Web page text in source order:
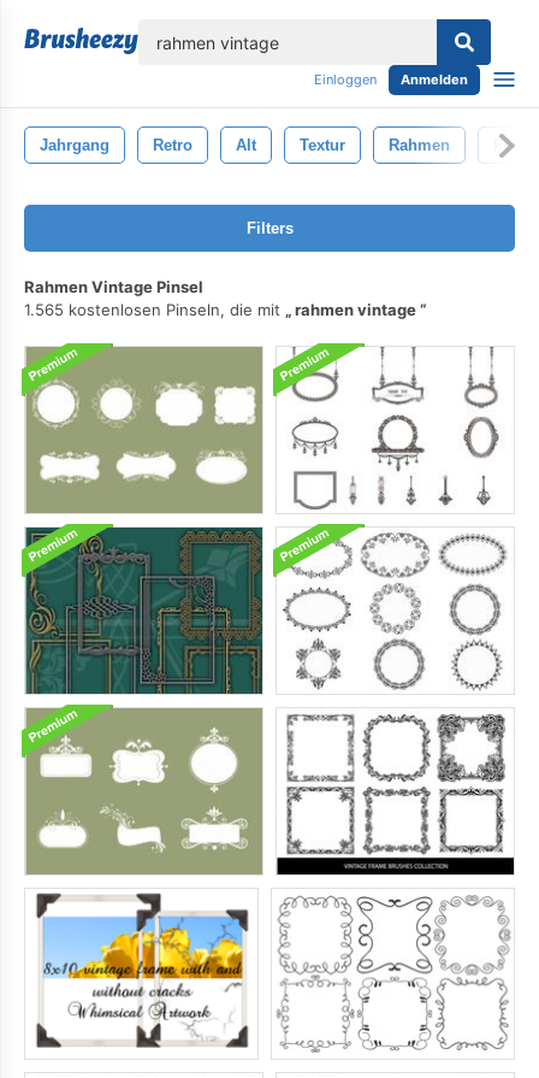
Einloggen Anmelden
Jahrgang Retro Alt Textur Rahmen
Filters
Rahmen Vintage Pinsel
1.565 kostenlosen Pinseln, die mit
rahmen vintage